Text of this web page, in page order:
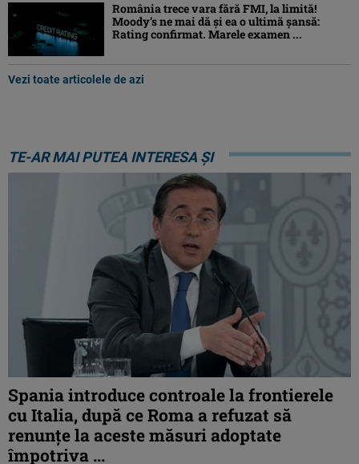
România trece vara fără FMI, la limită!
Moody’s ne mai dă și ea o ultimă șansă:
Rating confirmat. Marele examen ...
Vezi toate articolele de azi
TE-AR MAI PUTEA INTERESA ȘI
Spania introduce controale la frontierele
cu Italia, după ce Roma a refuzat să
renunțe la aceste măsuri adoptate
împotriva ...